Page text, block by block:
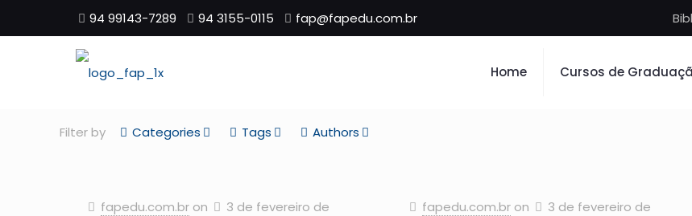
94 99143-7289 94 3155-0115 fap@fapedu.com.br
Home Cursos de
Filter by Categories Tags Authors
fapedu.com.br on
3 de fevereiro de
fapedu.com.br on
3 de fevereiro de